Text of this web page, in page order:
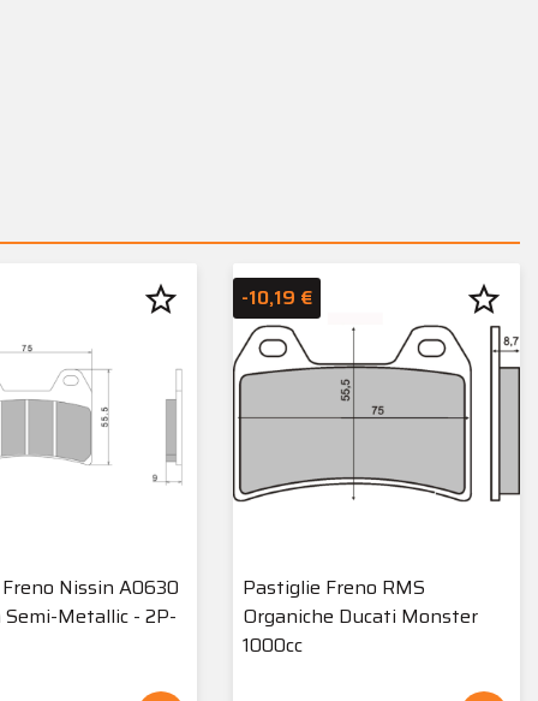
Nissin A0630
Metallic - 2P-
star_border
Pastiglie Freno RMS
Organiche Ducati Monster
1000cc
-10,19 € star_border